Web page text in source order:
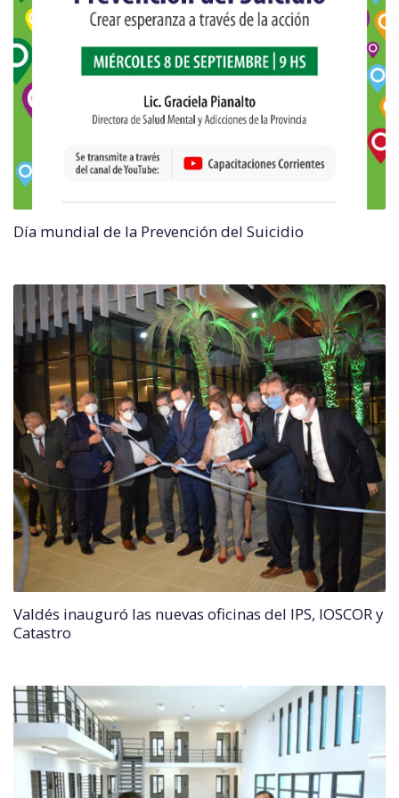
Día mundial de la Prevención del Suicidio
Valdés inauguró las nuevas oficinas del IPS, IOSCOR y
Catastro